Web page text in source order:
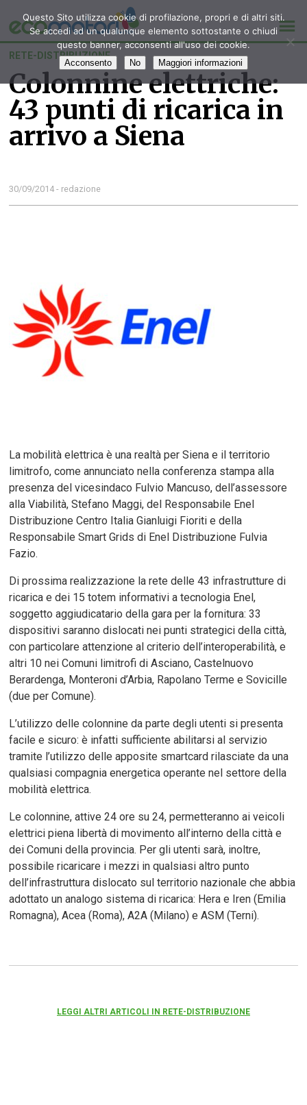
RETE-DISTRIBUZIONE
Colonnine elettriche:
43 punti di ricarica in
arrivo a Siena
30/09/2014 - redazione
La mobilità elettrica è una realtà per Siena e il territorio
limitrofo, come annunciato nella conferenza stampa alla
presenza del vicesindaco Fulvio Mancuso, dell’assessore
alla Viabilità, Stefano Maggi, del Responsabile Enel
Distribuzione Centro Italia Gianluigi Fioriti e della
Responsabile Smart Grids di Enel Distribuzione Fulvia
Fazio.
Di prossima realizzazione la rete delle 43 infrastrutture di
ricarica e dei 15 totem informativi a tecnologia Enel,
soggetto aggiudicatario della gara per la fornitura: 33
dispositivi saranno dislocati nei punti strategici della città,
con particolare attenzione al criterio dell’interoperabilità, e
altri 10 nei Comuni limitrofi di Asciano, Castelnuovo
Berardenga, Monteroni d’Arbia, Rapolano Terme e Sovicille
(due per Comune).
L’utilizzo delle colonnine da parte degli utenti si presenta
facile e sicuro: è infatti sufficiente abilitarsi al servizio
tramite l’utilizzo delle apposite smartcard rilasciate da una
qualsiasi compagnia energetica operante nel settore della
mobilità elettrica.
Le colonnine, attive 24 ore su 24, permetteranno ai veicoli
elettrici piena libertà di movimento all’interno della città e
dei Comuni della provincia. Per gli utenti sarà, inoltre,
possibile ricaricare i mezzi in qualsiasi altro punto
dell’infrastruttura dislocato sul territorio nazionale che abbia
adottato un analogo sistema di ricarica: Hera e Iren (Emilia
Romagna), Acea (Roma), A2A (Milano) e ASM (Terni).
LEGGI ALTRI ARTICOLI IN RETE-DISTRIBUZIONE
Questo Sito utilizza cookie di profilazione, propri e di altri siti.
Se accedi ad un qualunque elemento sottostante o chiudi
questo banner, acconsenti all'uso dei cookie.
Acconsento No Maggiori informazioni